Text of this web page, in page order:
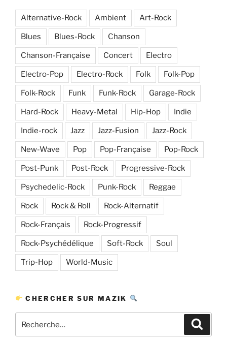
Alternative-Rock Ambient Art-Rock
Blues Blues-Rock Chanson
Chanson-Française Concert Electro
Electro-Pop Electro-Rock Folk Folk-Pop
Folk-Rock Funk Funk-Rock Garage-Rock
Hard-Rock Heavy-Metal Hip-Hop Indie
Indie-rock Jazz Jazz-Fusion Jazz-Rock
New-Wave Pop Pop-Française Pop-Rock
Post-Punk Post-Rock Progressive-Rock
Psychedelic-Rock Punk-Rock Reggae
Rock Rock & Roll Rock-Alternatif
Rock-Français Rock-Progressif
Rock-Psychédélique Soft-Rock Soul
Trip-Hop World-Music
CHERCHER SUR MAZIK
pour